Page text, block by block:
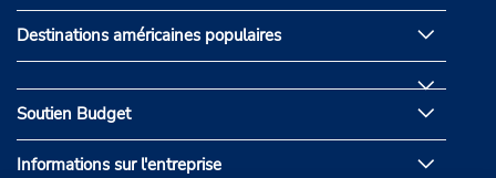
Destinations américaines populaires
Soutien Budget
Informations sur l'entreprise